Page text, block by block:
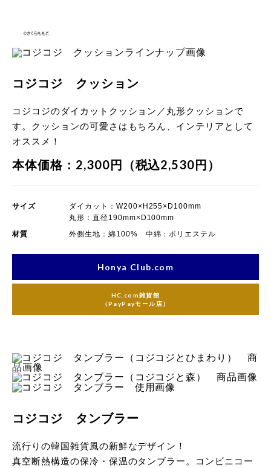
コジコジ クッション
コジコジのダイカットクッション／丸形クッションで
す。クッションの可愛さはもちろん、インテリアとして
オススメ！
本体価格：2,300円（税込2,530円）
サイズ
ダイカット：W200×H255×D100mm
丸形：直径190mm×D100mm
材質
外側生地：綿100% 中綿：ポリエステル
Honya Club.com
HC.com雑貨館
（PayPayモール店）
コジコジ タンブラー
流行りの韓国雑貨風の新鮮なデザイン！
真空断熱構造の保冷・保温のタンブラー。コンビニコー